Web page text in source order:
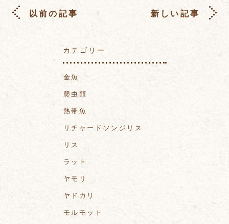
以前の記事 新しい記事
カテゴリー
金魚
爬虫類
熱帯魚
リチャードソンジリス
リス
ラット
ヤモリ
ヤドカリ
モルモット